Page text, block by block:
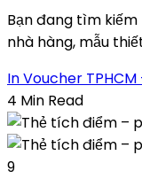
Bạn đang tìm
nhà hàng, mẫu
In Voucher
4 Min Read
9